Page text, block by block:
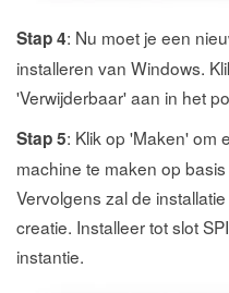
Stap 4: Nu moet je een
installeren van Windows.
'Verwijderbaar' aan in het
Stap 5: Klik op 'Maken' om
machine te maken op
Vervolgens zal de
creatie. Installeer tot slot
instantie.